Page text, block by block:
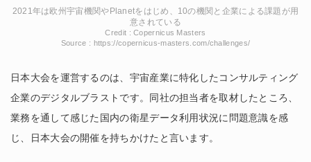
2021年は欧州宇宙機関やPlanetをはじめ、10の機関と企業による課題が用
意されている
Credit : Copernicus Masters
Source : https://copernicus-masters.com/challenges/
日本大会を運営するのは、宇宙産業に特化したコンサルティング
企業のデジタルブラストです。同社の担当者を取材したところ、
業務を通して感じた国内の衛星データ利用状況に問題意識を感
じ、日本大会の開催を持ちかけたと言います。